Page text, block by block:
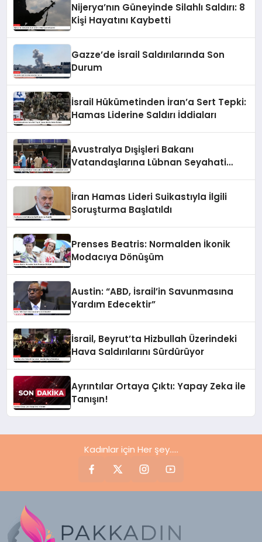
Nijerya’nın Güneyinde Silahlı Saldırı: 8
Kişi Hayatını Kaybetti
Gazze’de İsrail Saldırılarında Son
Durum
İsrail Hükümetinden İran’a Sert Tepki:
Hamas Liderine Saldırı İddiaları
Avustralya Dışişleri Bakanı
Vatandaşlarına Lübnan Seyahati
İran Hamas Lideri Suikastıyla İlgili
Soruşturma Başlatıldı
Prenses Beatris: Normalden İkonik
Modacıya Dönüşüm
Austin: “ABD, İsrail’in Savunmasına
Yardım Edecektir”
İsrail, Beyrut’ta Hizbullah Üzerindeki
Hava Saldırılarını Sürdürüyor
Ayrıntılar Ortaya Çıktı: Yapay Zeka ile
Tanışın!
Kadınlar için Her şey.....